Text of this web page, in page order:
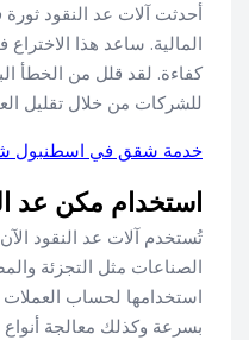
أحدثت آلات عد النقود
المالية. ساعد هذا
كفاءة. لقد قلل من الخطأ
للشركات من خلال تقليل
خدمة شقق في اسطنبول
استخدام مكن عد
تُستخدم آلات عد النقود
الصناعات مثل التجزئة
استخدامها لحساب العملات
بسرعة وكذلك معالجة أنواع